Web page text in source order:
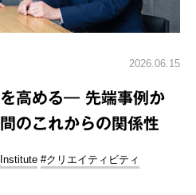
2026.06.15
高める― 先端事例か
のこれからの関係性
#クリエイティビティ